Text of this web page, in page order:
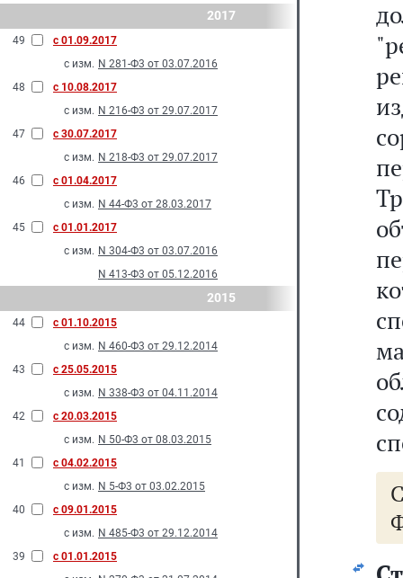
2017
49
с 01.09.2017
с изм. N 281-Ф3 от 03.07.2016
48
с 10.08.2017
с изм. N 216-Ф3 от 29.07.2017
47
с 30.07.2017
с изм. N 218-Ф3 от 29.07.2017
46
с 01.04.2017
с изм. N 44-Ф3 от 28.03.2017
45
с 01.01.2017
с изм. N 304-Ф3 от 03.07.2016
N 413-Ф3 от 05.12.2016
2015
44
с 01.10.2015
с изм. N 460-Ф3 от 29.12.2014
43
с 25.05.2015
с изм. N 338-Ф3 от 04.11.2014
42
с 20.03.2015
с изм. N 50-Ф3 от 08.03.2015
41
с 04.02.2015
с изм. N 5-Ф3 от 03.02.2015
40
с 09.01.2015
с изм. N 485-Ф3 от 29.12.2014
39
с 01.01.2015